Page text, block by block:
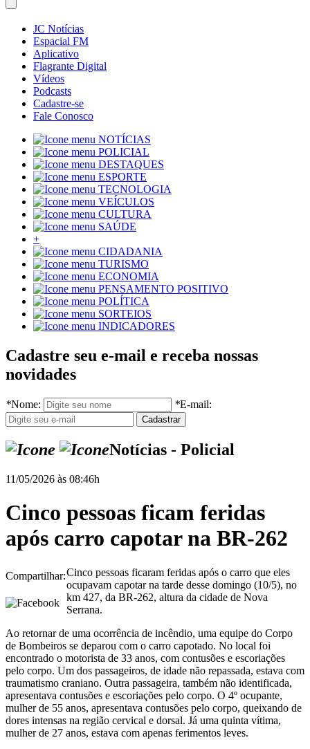
JC Notícias
Espacial FM
Aplicativo
Flagrante Digital
Vídeos
Podcasts
Cadastre-se
Fale Conosco
NOTÍCIAS
POLICIAL
DESTAQUES
ESPORTE
TECNOLOGIA
VEÍCULOS
CULTURA
SAÚDE
+
CIDADANIA
TURISMO
ECONOMIA
PENSAMENTO POSITIVO
POLÍTICA
SORTEIOS
INDICADORES
Cadastre seu e-mail e receba nossas
novidades
*Nome: *E-mail:
Notícias - Policial
11/05/2026 às 08:46h
Cinco pessoas ficam feridas
após carro capotar na BR-262
Compartilhar:Cinco pessoas ficaram feridas após o carro que eles
ocupavam capotar na tarde desse domingo (10/5), no
km 427, da BR-262, altura da cidade de Nova
Serrana.
Ao retornar de uma ocorrência de incêndio, uma equipe do Corpo
de Bombeiros se deparou com o carro capotado. No local foi
encontrado o motorista de 33 anos, com contusões e escoriações
pelo corpo. Um dos passageiros, de idade não repassada, estava com
traumatismo craniano. Outra passageira, também não identificada,
apresentava contusões e escoriações pelo corpo. O 4º ocupante,
mulher de 55 anos, apresentava contusões pelo corpo, queixando de
dores intensas na região cervical e dorsal. Já uma quinta vítima,
mulher de 27 anos, estava com apenas ferimentos leves.